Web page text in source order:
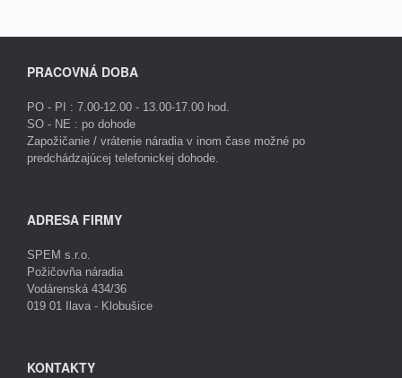
PRACOVNÁ DOBA
PO - PI : 7.00-12.00 - 13.00-17.00 hod.
SO - NE : po dohode
Zapožičanie / vrátenie náradia v inom čase možné po
predchádzajúcej telefonickej dohode.
ADRESA FIRMY
SPEM s.r.o.
Požičovňa náradia
Vodárenská 434/36
019 01 Ilava - Klobušice
KONTAKTY